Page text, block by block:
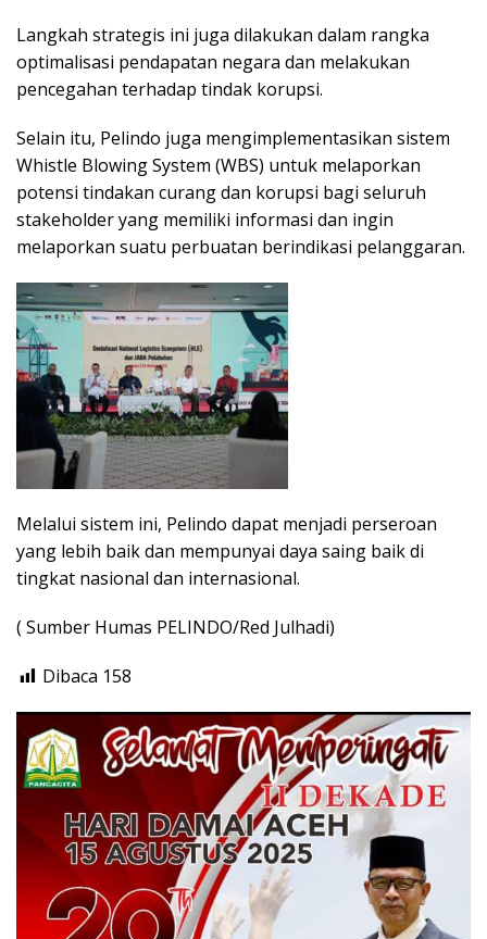
Langkah strategis ini juga dilakukan dalam rangka
optimalisasi pendapatan negara dan melakukan
pencegahan terhadap tindak korupsi.
Selain itu, Pelindo juga mengimplementasikan sistem
Whistle Blowing System (WBS) untuk melaporkan
potensi tindakan curang dan korupsi bagi seluruh
stakeholder yang memiliki informasi dan ingin
melaporkan suatu perbuatan berindikasi pelanggaran.
Melalui sistem ini, Pelindo dapat menjadi perseroan
yang lebih baik dan mempunyai daya saing baik di
tingkat nasional dan internasional.
( Sumber Humas PELINDO/Red Julhadi)
Dibaca 158